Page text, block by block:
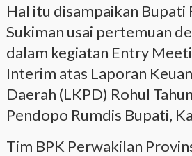
Hal itu disampaikan Bupati
Sukiman usai pertemuan
dalam kegiatan Entry
Interim atas Laporan
Daerah (LKPD) Rohul
Pendopo Rumdis Bupati,
Tim BPK Perwakilan